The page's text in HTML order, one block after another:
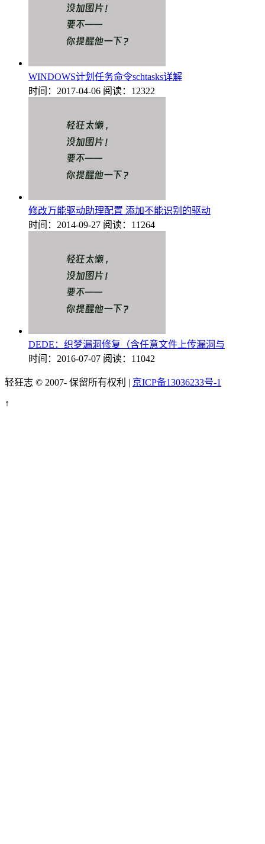
WINDOWS计划任务命令schtasks详解
时间：2017-04-06 阅读：12322
修改万能驱动助理配置 添加不能识别的驱动
时间：2014-09-27 阅读：11264
DEDE：织梦漏洞修复（含任意文件上传漏洞与
时间：2016-07-07 阅读：11042
轻狂志 © 2007- 保留所有权利 | 京ICP备13036233号-1
↑